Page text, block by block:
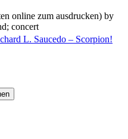
online zum ausdrucken) by
concert
L. Saucedo – Scorpion!